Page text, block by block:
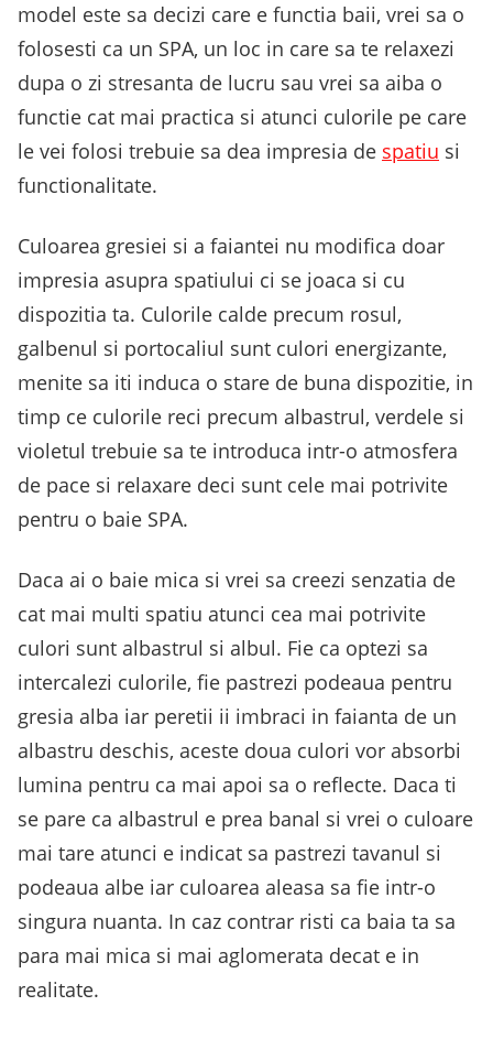
model este sa decizi care e functia baii, vrei sa o
folosesti ca un SPA, un loc in care sa te relaxezi
dupa o zi stresanta de lucru sau vrei sa aiba o
functie cat mai practica si atunci culorile pe care
le vei folosi trebuie sa dea impresia de spatiu si
functionalitate.
Culoarea gresiei si a faiantei nu modifica doar
impresia asupra spatiului ci se joaca si cu
dispozitia ta. Culorile calde precum rosul,
galbenul si portocaliul sunt culori energizante,
menite sa iti induca o stare de buna dispozitie, in
timp ce culorile reci precum albastrul, verdele si
violetul trebuie sa te introduca intr-o atmosfera
de pace si relaxare deci sunt cele mai potrivite
pentru o baie SPA.
Daca ai o baie mica si vrei sa creezi senzatia de
cat mai multi spatiu atunci cea mai potrivite
culori sunt albastrul si albul. Fie ca optezi sa
intercalezi culorile, fie pastrezi podeaua pentru
gresia alba iar peretii ii imbraci in faianta de un
albastru deschis, aceste doua culori vor absorbi
lumina pentru ca mai apoi sa o reflecte. Daca ti
se pare ca albastrul e prea banal si vrei o culoare
mai tare atunci e indicat sa pastrezi tavanul si
podeaua albe iar culoarea aleasa sa fie intr-o
singura nuanta. In caz contrar risti ca baia ta sa
para mai mica si mai aglomerata decat e in
realitate.